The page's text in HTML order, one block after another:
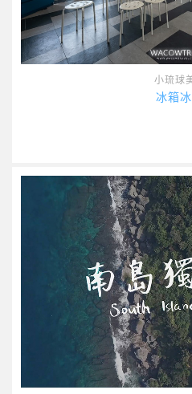
小琉球
冰箱